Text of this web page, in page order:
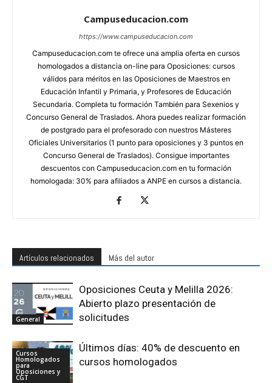
Campuseducacion.com
https://www.campuseducacion.com
Campuseducacion.com te ofrece una amplia oferta en cursos
homologados a distancia on-line para Oposiciones: cursos
válidos para méritos en las Oposiciones de Maestros en
Educación Infantil y Primaria, y Profesores de Educación
Secundaria. Completa tu formación También para Sexenios y
Concurso General de Traslados. Ahora puedes realizar formación
de postgrado para el profesorado con nuestros Másteres
Oficiales Universitarios (1 punto para oposiciones y 3 puntos en
Concurso General de Traslados). Consigue importantes
descuentos con Campuseducacion.com en tu formación
homologada: 30% para afiliados a ANPE en cursos a distancia.
Artículos relacionados Más del autor
General
Oposiciones Ceuta y Melilla 2026:
Abierto plazo presentación de
solicitudes
Cursos
Homologados
para
Oposiciones y
CGT
Últimos días: 40% de descuento en
cursos homologados